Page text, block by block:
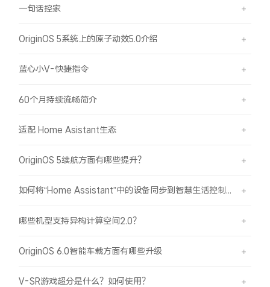
X Fold5
全部X机型
S20 Pro
Y50 5G
iQOO 15 Ultra
iQOO Pad6 Pro
一句话控家
OriginOS 5系统上的原子动效5.0介绍
蓝心小V-快捷指令
60个月持续流畅简介
适配 Home Asistant生态
OriginOS 5续航方面有哪些提升？
如何将“Home Assistant”中的设备同步到智慧生活控制？
哪些机型支持异构计算空间2.0？
OriginOS 6.0智能车载方面有哪些升级
V-SR游戏超分是什么？如何使用？